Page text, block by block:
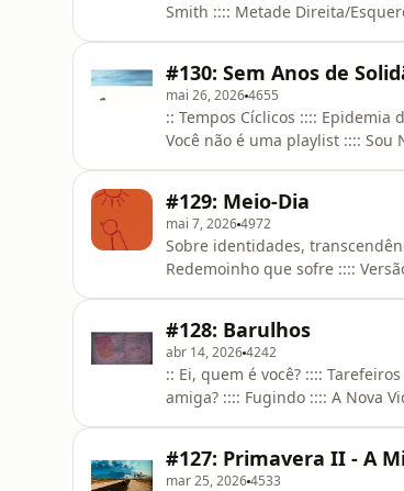
Smith :::: Metade Direita/
#130: Sem Anos de
mai 26, 20264655
:: Tempos Cíclicos :::: Epidemia
Você não é uma playlist ::::
#129: Meio-Dia
mai 7, 20264972
Sobre identidades,
Redemoinho que sofre ::::
#128: Barulhos
abr 14, 20264242
:: Ei, quem é você? ::::
amiga? :::: Fugindo :::: A Nova
#127: Primavera II - A
mar 25, 20264533